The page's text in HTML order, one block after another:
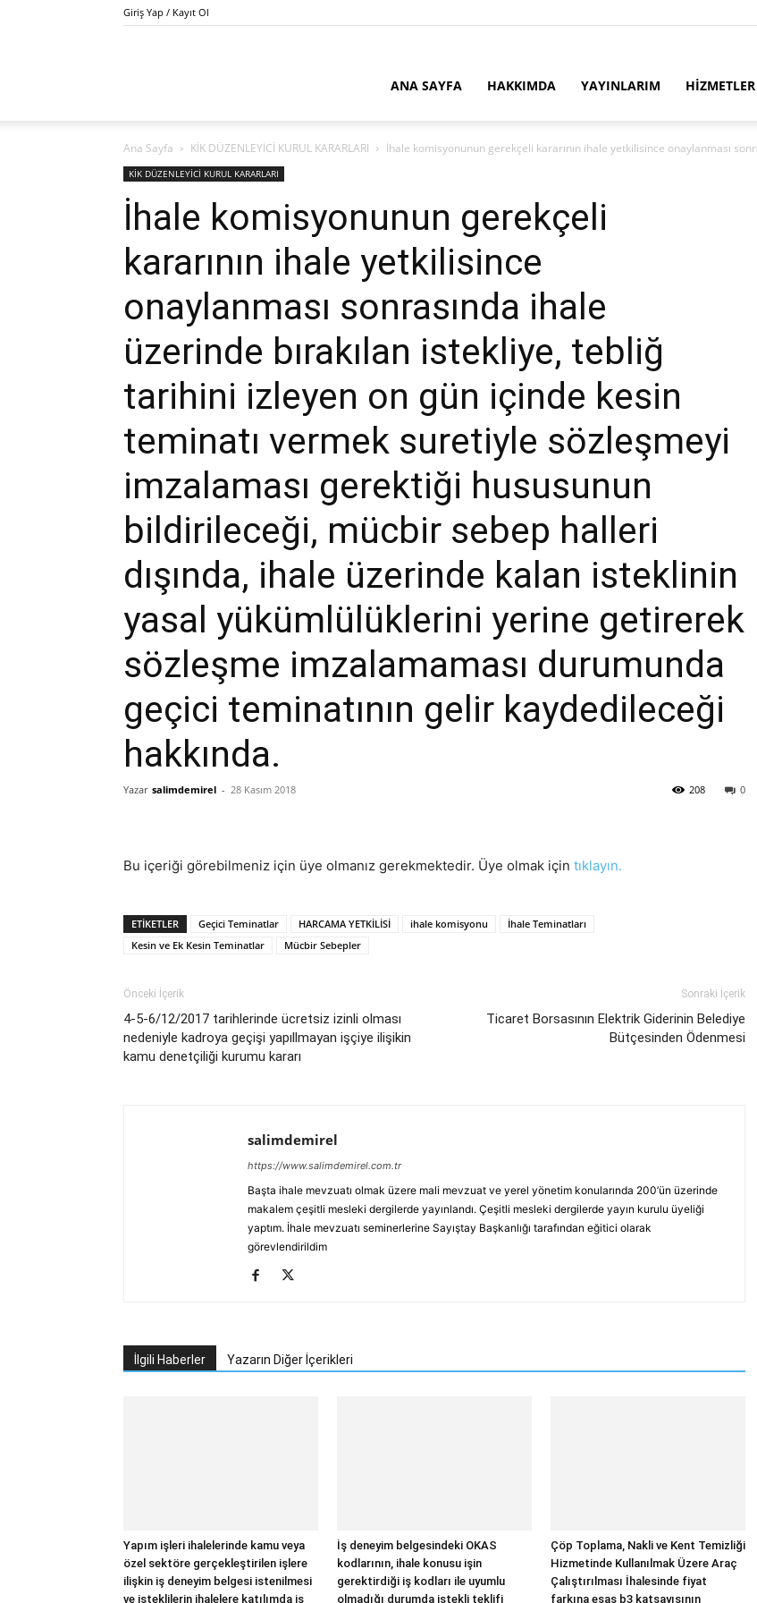
Giriş Yap / Kayıt Ol
İhale
Danışmanı
Salim
Demirel
ANA SAYFA HAKKIMDA YAYINLARIM HİZMETLER
Ana Sayfa KİK DÜZENLEYİCİ KURUL KARARLARI İhale komisyonunun gerekçeli kararının ihale yetkilisince onaylanması
KİK DÜZENLEYİCİ KURUL KARARLARI
İhale komisyonunun gerekçeli
kararının ihale yetkilisince
onaylanması sonrasında ihale
üzerinde bırakılan istekliye, tebliğ
tarihini izleyen on gün içinde kesin
teminatı vermek suretiyle sözleşmeyi
imzalaması gerektiği hususunun
bildirileceği, mücbir sebep halleri
dışında, ihale üzerinde kalan isteklinin
yasal yükümlülüklerini yerine getirerek
sözleşme imzalamaması durumunda
geçici teminatının gelir kaydedileceği
hakkında.
Yazar salimdemirel - 28 Kasım 2018 0
208
Bu içeriği görebilmeniz için üye olmanız gerekmektedir. Üye olmak için tıklayın.
ETIKETLER Geçici Teminatlar HARCAMA YETKİLİSİ ihale komisyonu
İhale Teminatları
Kesin ve Ek Kesin Teminatlar
Mücbir Sebepler
Önceki İçerik
4-5-6/12/2017 tarihlerinde ücretsiz izinli olması
nedeniyle kadroya geçişi yapıllmayan işçiye ilişikin
kamu denetçiliği kurumu kararı
Sonraki İçerik
Ticaret Borsasının Elektrik Giderinin Belediye
Bütçesinden Ödenmesi
salimdemirel
https://www.salimdemirel.com.tr
Başta ihale mevzuatı olmak üzere mali mevzuat ve yerel yönetim konularında 200’ün üzerinde
makalem çeşitli mesleki dergilerde yayınlandı. Çeşitli mesleki dergilerde yayın kurulu üyeliği
yaptım. İhale mevzuatı seminerlerine Sayıştay Başkanlığı tarafından eğitici olarak
görevlendirildim
İlgili Haberler Yazarın Diğer İçerikleri
Yapım işleri ihalelerinde kamu veya
özel sektöre gerçekleştirilen işlere
ilişkin iş deneyim belgesi istenilmesi
ve isteklilerin ihalelere katılımda iş
İş deneyim belgesindeki OKAS
kodlarının, ihale konusu işin
gerektirdiği iş kodları ile uyumlu
olmadığı durumda istekli teklifi
Çöp Toplama, Nakli ve Kent Temizliği
Hizmetinde Kullanılmak Üzere Araç
Çalıştırılması İhalesinde fiyat
farkına esas b3 katsayısının